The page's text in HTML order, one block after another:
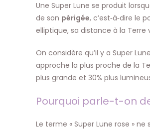
Une Super Lune se produit
de son périgée, c’est‑à‑dire le
elliptique, sa distance à la
On considère qu’il y a Super
approche la plus proche de la
plus grande et 30% plus
Pourquoi parle-t-on
Le terme « Super Lune rose »